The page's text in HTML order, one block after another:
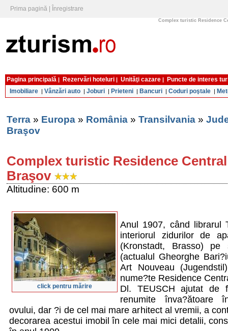
Prima pagină Înregistrare
Complex turistic Residence
Pagina principală | Rezervări hoteluri | Unităţi cazare |
Puncte de interes
Imobiliare | Vânzări auto | Joburi | Prieteni | Bancuri | Coduri poştale |
Terra » Europa » România » Transilvania »
Braşov
Complex turistic Residence
Braşov
Altitudine: 600 m
click pentru mărire
Anul 1907, când librarul
interiorul zidurilor de
(Kronstadt, Brasso) pe
(actualul Gheorghe
Art Nouveau
nume?te Residence
Dl. TEUSCH ajutat de
renumite înva?ătoare
ovului, dar ?i de cel mai mare arhitect al vremii, a
decorarea acestui imobil în cele mai mici detalii,